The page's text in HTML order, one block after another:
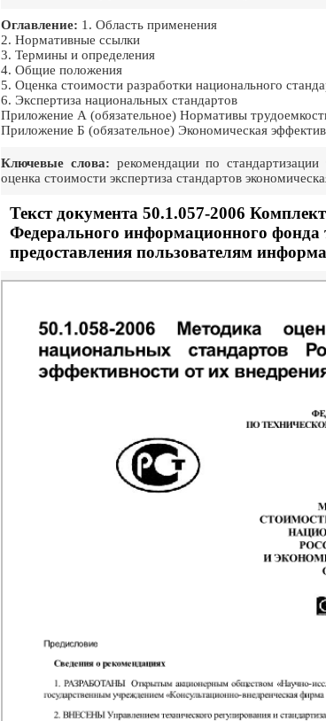
Оглавление: 1. Область применения
2. Нормативные ссылки
3. Термины и определения
4. Общие положения
5. Оценка стоимости разработки национального
6. Экспертиза национальных стандартов
Приложение А (обязательное) Нормативы
Приложение Б (обязательное) Экономическая
Ключевые слова: рекомендации по
оценка стоимости экспертиза стандартов
Текст документа 50.1.057-2006
Федерального информационного фонда
предоставления пользователям